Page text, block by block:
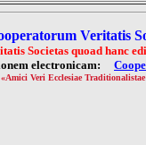
Veritatis
Societas quoad hanc
electronicam:
Veri Ecclesiae